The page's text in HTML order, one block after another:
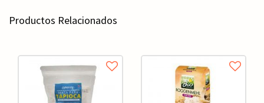
Productos Relacionados